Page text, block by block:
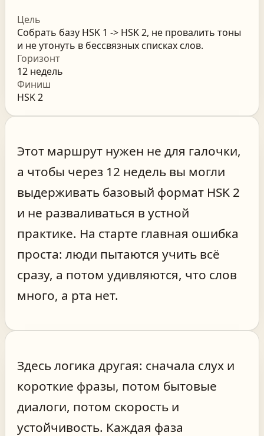
Цель
Собрать базу HSK 1 -> HSK 2, не провалить тоны
и не утонуть в бессвязных списках слов.
Горизонт
12 недель
Финиш
HSK 2
Этот маршрут нужен не для галочки,
а чтобы через 12 недель вы могли
выдерживать базовый формат HSK 2
и не разваливаться в устной
практике. На старте главная ошибка
проста: люди пытаются учить всё
сразу, а потом удивляются, что слов
много, а рта нет.
Здесь логика другая: сначала слух и
короткие фразы, потом бытовые
диалоги, потом скорость и
устойчивость. Каждая фаза